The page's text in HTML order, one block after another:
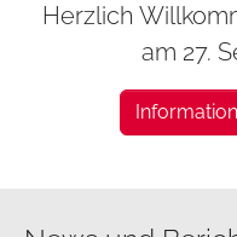
Herzlich
am 27.